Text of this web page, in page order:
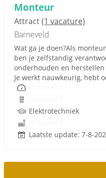
Monteur
Attract(1 vacature)
Barneveld
Wat ga je doen?Als
ben je zelfstandig
onderhouden en
Je werkt nauwkeurig, hebt
Elektrotechniek
Laatste update: 7-8-